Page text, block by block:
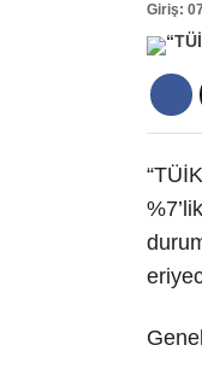
Giriş: